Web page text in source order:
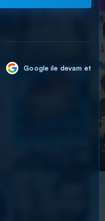
Google ile devam et